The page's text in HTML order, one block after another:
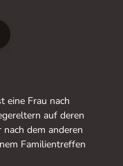
eine Frau nach
auf deren
dem anderen
Familientreffen